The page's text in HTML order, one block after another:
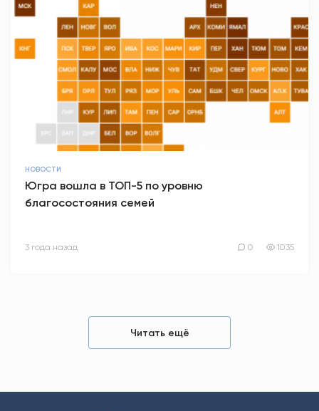
НОВОСТИ
Югра вошла в ТОП-5 по уровню
благосостояния семей
3 года назад 0 1035
Читать ещё